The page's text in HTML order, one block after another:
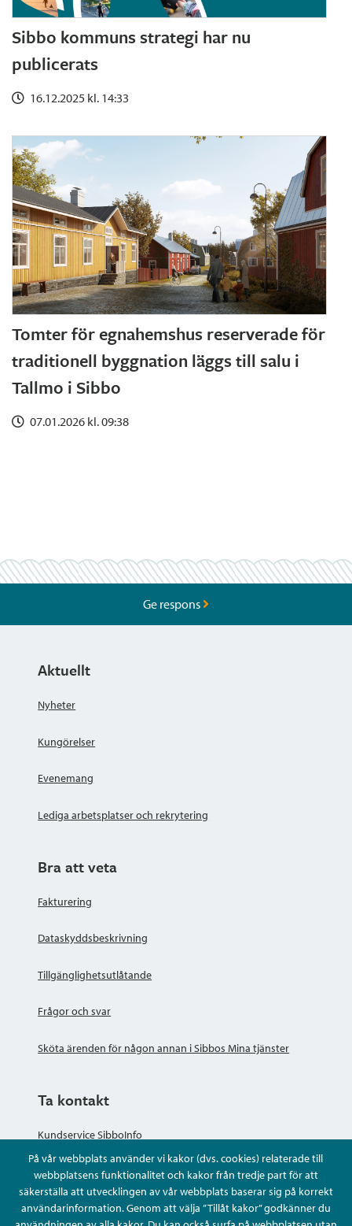
Sibbo kommuns strategi har nu
publicerats
16.12.2025 kl. 14:33
Tomter för egnahemshus reserverade för
traditionell byggnation läggs till salu i
Tallmo i Sibbo
07.01.2026 kl. 09:38
På vår webbplats använder vi kakor (dvs. cookies) relaterade till
webbplatsens funktionalitet och kakor från tredje part för att
säkerställa att utvecklingen av vår webbplats baserar sig på korrekt
användarinformation. Genom att välja ”Tillåt kakor” godkänner du
Ge respons
Aktuellt
Nyheter
Kungörelser
Evenemang
Lediga arbetsplatser och rekrytering
Bra att veta
Fakturering
Dataskyddsbeskrivning
Tillgänglighetsutlåtande
Frågor och svar
Sköta ärenden för någon annan i Sibbos Mina tjänster
Ta kontakt
Kundservice SibboInfo
Ge anonym respons
Ställ en fråga eller sköta ditt ärende